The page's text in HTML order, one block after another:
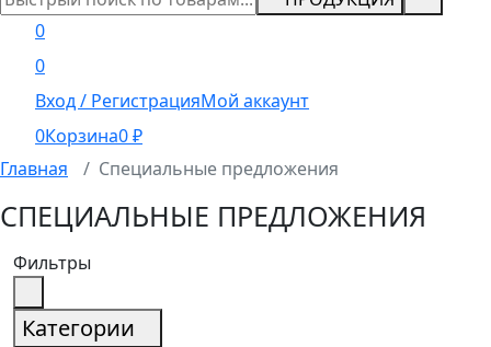
0
0
Вход / РегистрацияМой аккаунт
0Корзина0₽
Главная
Специальные предложения
СПЕЦИАЛЬНЫЕ ПРЕДЛОЖЕНИЯ
Фильтры
Категории